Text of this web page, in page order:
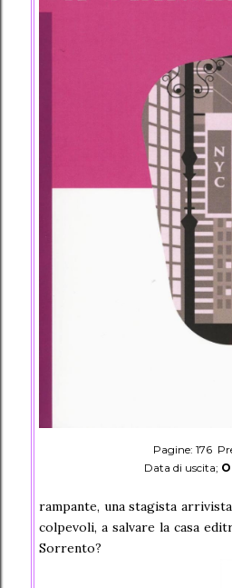
Pagine: 176
Data di uscita;
rampante, una stagista
colpevoli, a salvare la casa
Sorrento?